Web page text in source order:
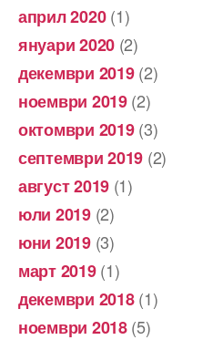
април 2020(1)
януари 2020 (2)
декември 2019(2)
ноември 2019(2)
октомври 2019(3)
септември 2019 (2)
август 2019 (1)
юли 2019(2)
юни 2019(3)
март 2019(1)
декември 2018(1)
ноември 2018(5)